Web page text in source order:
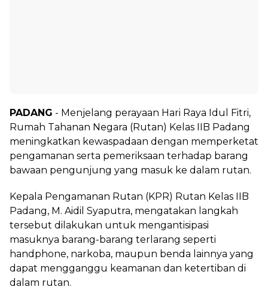
PADANG - Menjelang perayaan Hari Raya Idul Fitri,
Rumah Tahanan Negara (Rutan) Kelas IIB Padang
meningkatkan kewaspadaan dengan memperketat
pengamanan serta pemeriksaan terhadap barang
bawaan pengunjung yang masuk ke dalam rutan.
Kepala Pengamanan Rutan (KPR) Rutan Kelas IIB
Padang, M. Aidil Syaputra, mengatakan langkah
tersebut dilakukan untuk mengantisipasi
masuknya barang-barang terlarang seperti
handphone, narkoba, maupun benda lainnya yang
dapat mengganggu keamanan dan ketertiban di
dalam rutan.